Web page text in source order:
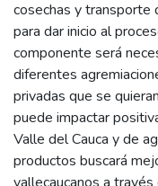
cosechas y transporte
para dar inicio al
componente será
diferentes
privadas que se
puede impactar
Valle del Cauca y de
productos buscará
vallecaucanos a